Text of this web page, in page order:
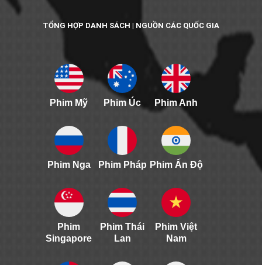
TỔNG HỢP DANH SÁCH | NGUỒN CÁC QUỐC GIA
Phim Mỹ Phim Úc Phim Anh
Phim Nga Phim Pháp Phim Ấn Độ
Phim
Singapore
Phim Thái
Lan
Phim Việt
Nam